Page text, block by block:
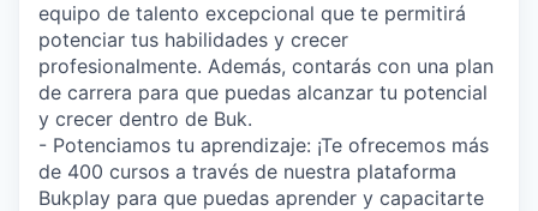
equipo de talento excepcional que te permitirá
potenciar tus habilidades y crecer
profesionalmente. Además, contarás con una plan
de carrera para que puedas alcanzar tu potencial
y crecer dentro de Buk.
- Potenciamos tu aprendizaje: ¡Te ofrecemos más
de 400 cursos a través de nuestra plataforma
Bukplay para que puedas aprender y capacitarte